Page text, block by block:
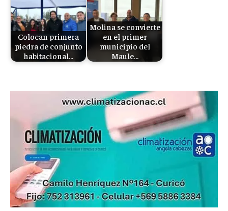
Colocan primera
piedra de conjunto
habitacional…
Molina se convierte
en el primer
municipio del
Maule…